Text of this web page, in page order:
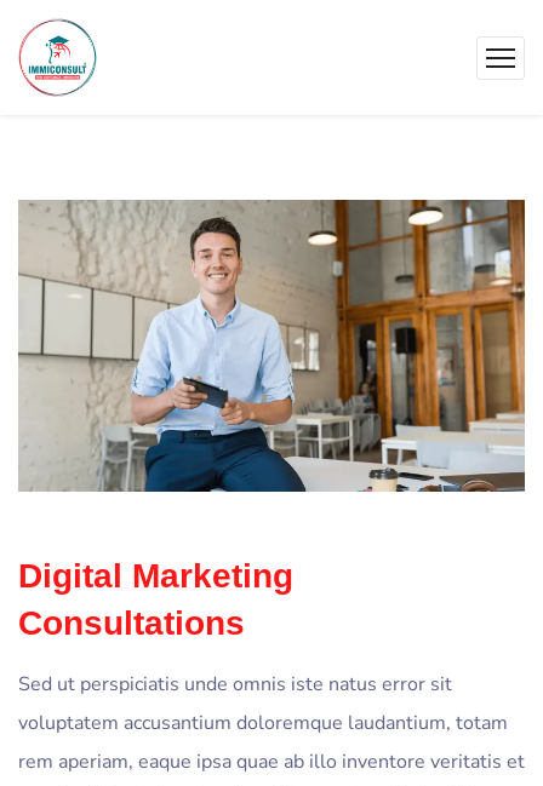
Digital Marketing
Consultations
Sed ut perspiciatis unde omnis iste natus error sit
voluptatem accusantium doloremque laudantium, totam
rem aperiam, eaque ipsa quae ab illo inventore veritatis et